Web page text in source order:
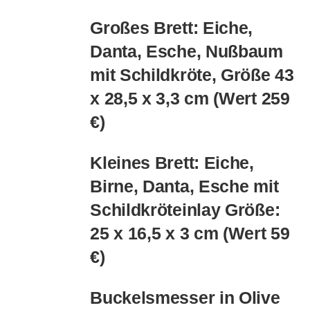
Großes Brett: Eiche,
Danta, Esche, Nußbaum
mit Schildkröte, Größe 43
x 28,5 x 3,3 cm (Wert 259
€)
Kleines Brett: Eiche,
Birne, Danta, Esche mit
Schildkröteinlay Größe:
25 x 16,5 x 3 cm (Wert 59
€)
Buckelsmesser in Olive